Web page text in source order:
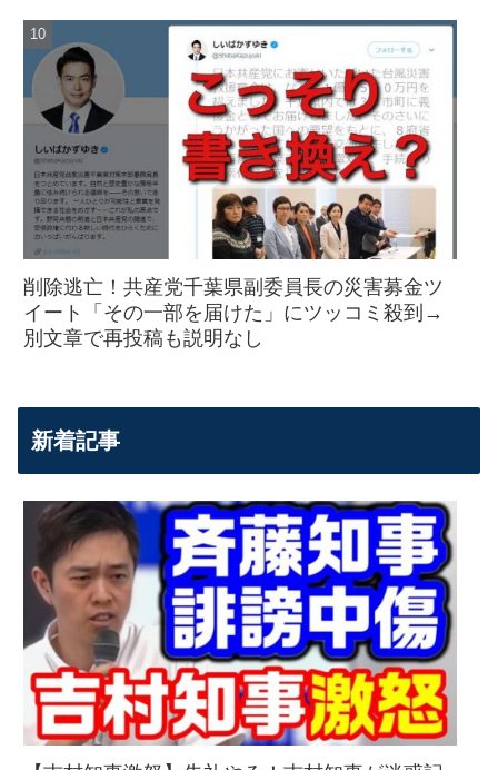
削除逃亡！共産党千葉県副委員長の災害募金ツ
イート「その一部を届けた」にツッコミ殺到→
別文章で再投稿も説明なし
新着記事